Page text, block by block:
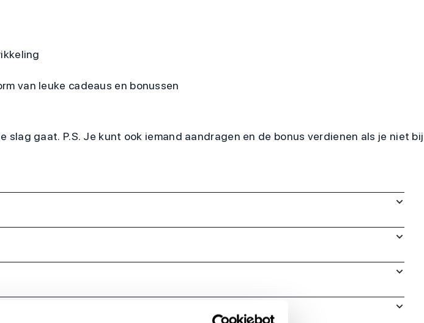
van leuke cadeaus en bonussen
gaat. P.S. Je kunt ook iemand aandragen en de bonus verdienen als je niet